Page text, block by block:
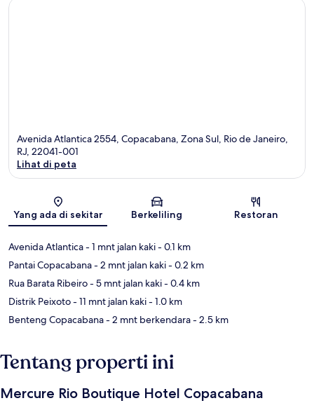
Avenida Atlantica 2554, Copacabana, Zona Sul, Rio de Janeiro,
RJ, 22041-001
Lihat di peta
Yang ada di sekitar Berkeliling Restoran
Avenida Atlantica- 1 mnt jalan kaki- 0.1 km
Pantai Copacabana- 2 mnt jalan kaki- 0.2 km
Rua Barata Ribeiro- 5 mnt jalan kaki- 0.4 km
Distrik Peixoto- 11 mnt jalan kaki- 1.0 km
Benteng Copacabana- 2 mnt berkendara- 2.5 km
Tentang properti ini
Mercure Rio Boutique Hotel Copacabana